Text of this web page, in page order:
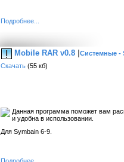
Подробнее...
Mobile RAR v0.8 |Системные -
Скачать (55 кб)
Данная программа поможет вам
и удобна в использовании.
Для Symbain 6-9.